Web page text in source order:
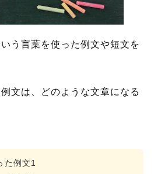
いう言葉を使った例文や短文を
文は、どのような文章になる
た例文1